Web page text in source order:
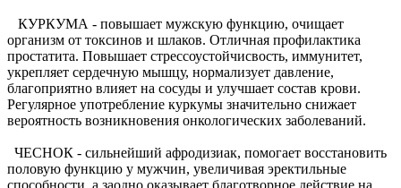
КУРКУМА - повышает мужскую функцию, очищает
организм от токсинов и шлаков. Отличная профилактика
простатита. Повышает стрессоустойчисвость, иммунитет,
укрепляет сердечную мышцу, нормализует давление,
благоприятно влияет на сосуды и улучшает состав крови.
Регулярное употребление куркумы значительно снижает
вероятность возникновения онкологических заболеваний.
ЧЕСНОК - сильнейший афродизиак, помогает восстановить
половую функцию у мужчин, увеличивая эректильные
способности, а заодно оказывает благотворное действие на